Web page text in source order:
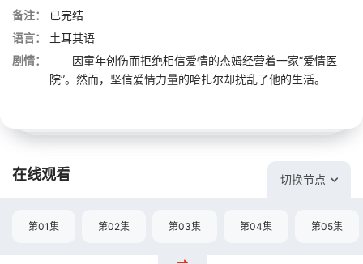
备注：
已完结
语言：
土耳其语
剧情：
因童年创伤而拒绝相信爱情的杰姆经营着一家“爱情医
院”。然而，坚信爱情力量的哈扎尔却扰乱了他的生活。
在线观看 切换节点
第01集 第02集 第03集 第04集 第05集